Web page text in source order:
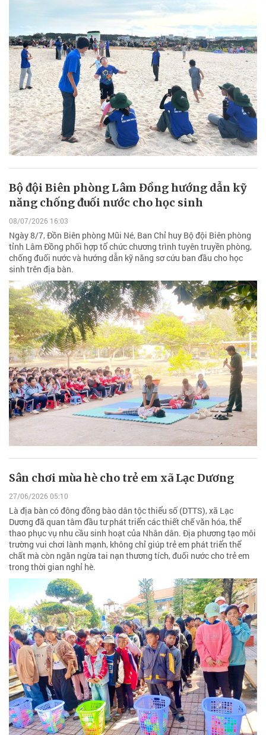
Bộ đội Biên phòng Lâm Đồng hướng dẫn kỹ
năng chống đuối nước cho học sinh
08/07/2026 16:03
Ngày 8/7, Đồn Biên phòng Mũi Né, Ban Chỉ huy Bộ đội Biên phòng
tỉnh Lâm Đồng phối hợp tổ chức chương trình tuyên truyền phòng,
chống đuối nước và hướng dẫn kỹ năng sơ cứu ban đầu cho học
sinh trên địa bàn.
Sân chơi mùa hè cho trẻ em xã Lạc Dương
27/06/2026 05:10
Là địa bàn có đông đồng bào dân tộc thiểu số (DTTS), xã Lạc
Dương đã quan tâm đầu tư phát triển các thiết chế văn hóa, thể
thao phục vụ nhu cầu sinh hoạt của Nhân dân. Địa phương tạo môi
trường vui chơi lành mạnh, không chỉ giúp trẻ em phát triển thể
chất mà còn ngăn ngừa tai nạn thương tích, đuối nước cho trẻ em
trong thời gian nghỉ hè.